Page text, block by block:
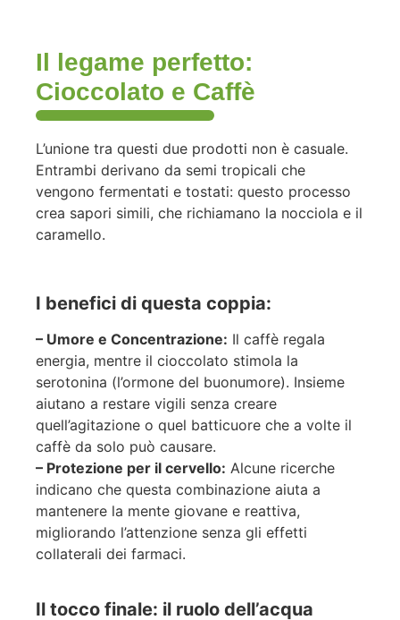
Il legame perfetto:
Cioccolato e Caffè
L’unione tra questi due prodotti non è casuale.
Entrambi derivano da semi tropicali che
vengono fermentati e tostati: questo processo
crea sapori simili, che richiamano la nocciola e il
caramello.
I benefici di questa coppia:
– Umore e Concentrazione: Il caffè regala
energia, mentre il cioccolato stimola la
serotonina (l’ormone del buonumore). Insieme
aiutano a restare vigili senza creare
quell’agitazione o quel batticuore che a volte il
caffè da solo può causare.
– Protezione per il cervello: Alcune ricerche
indicano che questa combinazione aiuta a
mantenere la mente giovane e reattiva,
migliorando l’attenzione senza gli effetti
collaterali dei farmaci.
Il tocco finale: il ruolo dell’acqua